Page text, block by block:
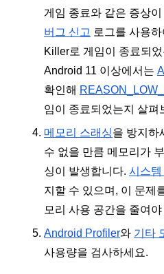
버그 신고 로그를 사용
Killer로 게임이 종료되
Android 11 이상에서는
확인해
임이 종료되었는지 살펴
메모리 스래싱을 방지하
수 없을 만큼 메모리가
싱이 발생합니다. 시스템
지할 수 있으며, 이 문제
모리 사용 공간을 줄여
Android Profiler와 기타
사용량을 검사하세요.